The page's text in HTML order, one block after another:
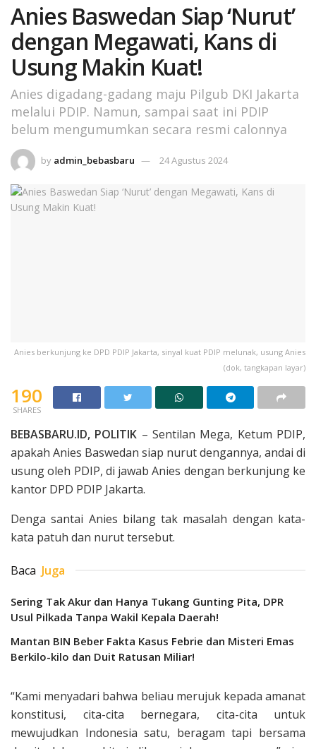
Anies Baswedan Siap ‘Nurut’
dengan Megawati, Kans di
Usung Makin Kuat!
Anies digadang-gadang maju Pilgub DKI Jakarta
melalui PDIP. Namun, sampai saat ini PDIP
belum mengumumkan secara resmi calonnya
by admin_bebasbaru 24 Agustus 2024
Anies berkunjung ke DPD PDIP Jakarta, sinyal kuat PDIP melunak, usung Anies
(dok, tangkapan layar)
190
SHARES
BEBASBARU.ID, POLITIK – Sentilan Mega, Ketum PDIP,
apakah Anies Baswedan siap nurut dengannya, andai di
usung oleh PDIP, di jawab Anies dengan berkunjung ke
kantor DPD PDIP Jakarta.
Denga santai Anies bilang tak masalah dengan kata-
kata patuh dan nurut tersebut.
Baca Juga
Sering Tak Akur dan Hanya Tukang Gunting Pita, DPR
Usul Pilkada Tanpa Wakil Kepala Daerah!
Mantan BIN Beber Fakta Kasus Febrie dan Misteri Emas
Berkilo-kilo dan Duit Ratusan Miliar!
“Kami menyadari bahwa beliau merujuk kepada amanat
konstitusi, cita-cita bernegara, cita-cita untuk
mewujudkan Indonesia satu, beragam tapi bersama